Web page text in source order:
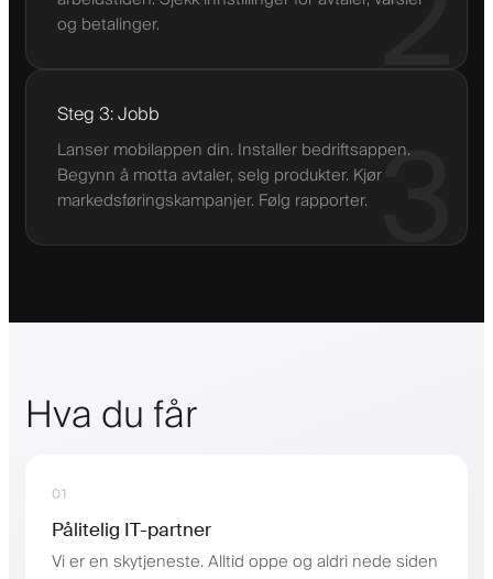
og betalinger.
3
Steg 3: Jobb
Lanser mobilappen din. Installer bedriftsappen.
Begynn å motta avtaler, selg produkter. Kjør
markedsføringskampanjer. Følg rapporter.
Hva du får
01
Pålitelig IT-partner
Vi er en skytjeneste. Alltid oppe og aldri nede siden